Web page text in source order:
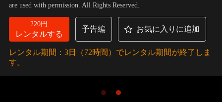
are used with permission. All Rights Reserved.
220円
レンタルする
予告編 お気に入りに追加
レンタル期間：3日（72時間）でレンタル期間が終了しま
す。